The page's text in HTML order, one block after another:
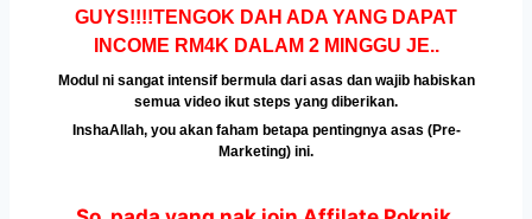
GUYS!!!!TENGOK DAH ADA YANG DAPAT
INCOME RM4K DALAM 2 MINGGU JE..
Modul ni sangat intensif bermula dari asas dan wajib habiskan
semua video ikut steps yang diberikan.
InshaAllah, you akan faham betapa pentingnya asas (Pre-
Marketing) ini.